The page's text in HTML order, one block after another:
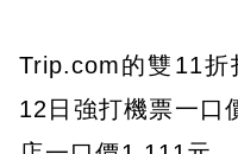
Trip.com的雙11折
12日強打機票一口